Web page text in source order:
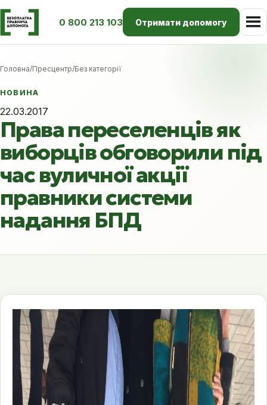
0 800 213 103 Отримати допомогу
Головна/Пресцентр/Без категорії
НОВИНА
22.03.2017
Права переселенців як
виборців обговорили під
час вуличної акції
правники системи
надання БПД